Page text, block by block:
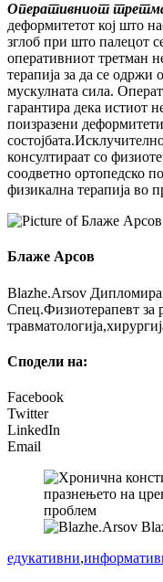
Оперативниот
деформитетот кој што
зглоб при што палецот
оперативниот третман
терапија за да се
мускулната сила.
гарантира дека истиот
поизразени
консултираат со
соодветно ортопедско
физикална терапија во
Блаже Арсов
Blazhe.Arsov
Спец.Физиотерапевт за
Сподели на:
Facebook
Twitter
LinkedIn
Email
едукативни,